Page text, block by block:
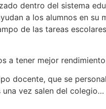
dentro del sistema
a los alumnos en su
de las tareas
a tener mejor
docente, que se
vez salen del colegio…